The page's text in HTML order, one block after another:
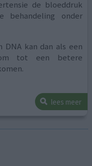
de bloeddruk
behandeling onder
DNA kan dan als een
tot een betere
lees meer